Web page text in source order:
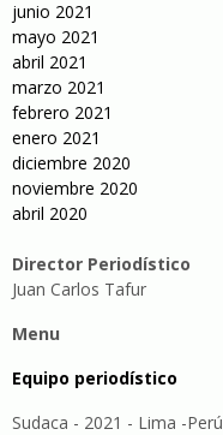
junio 2021
mayo 2021
abril 2021
marzo 2021
febrero 2021
enero 2021
diciembre 2020
noviembre 2020
abril 2020
Director Periodístico
Juan Carlos Tafur
Menu
Equipo periodístico
Sudaca - 2021 - Lima -Perú